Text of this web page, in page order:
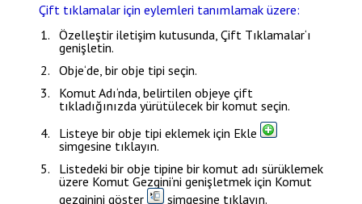
Çift tıklamalar için eylemleri tanımlamak üzere:
Özelleştir iletişim kutusunda,Çift Tıklamalar‘ı
genişletin.
Obje‘de, bir obje tipi seçin.
Komut Adı‘nda, belirtilen objeye çift
tıkladığınızda yürütülecek bir komut seçin.
Listeye bir obje tipi eklemek için Ekle
simgesine tıklayın.
Listedeki bir obje tipine bir komut adı sürüklemek
üzere Komut Gezgini‘ni genişletmek için Komut
gezginini göster
simgesine tıklayın.